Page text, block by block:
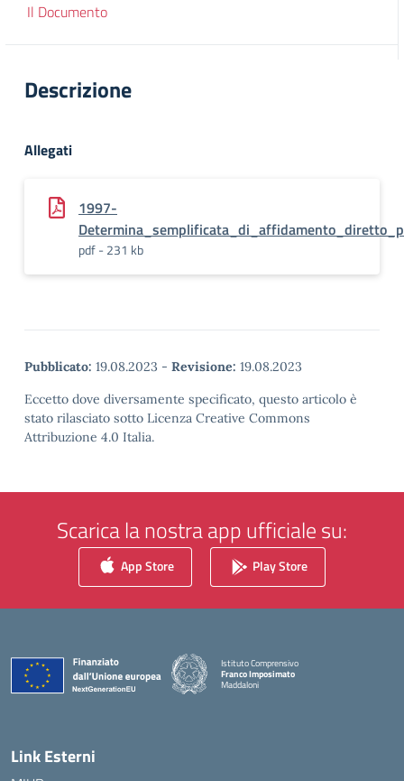
Il Documento
Descrizione
Allegati
1997-
pdf - 231 kb
Pubblicato: 19.08.2023 - Revisione: 19.08.2023
Eccetto dove diversamente specificato, questo articolo è
stato rilasciato sotto Licenza Creative Commons
Attribuzione 4.0 Italia.
Scarica la nostra app ufficiale su:
App Store Play Store
Istituto Comprensivo
Franco Imposimato
Maddaloni
Link Esterni